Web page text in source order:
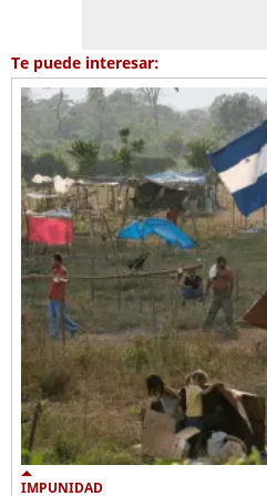
Te puede interesar:
IMPUNIDAD